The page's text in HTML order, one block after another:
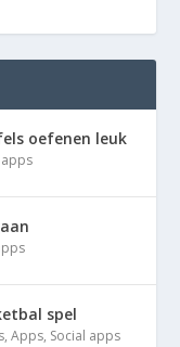
oefenen leuk
spel
,Apps, Social apps